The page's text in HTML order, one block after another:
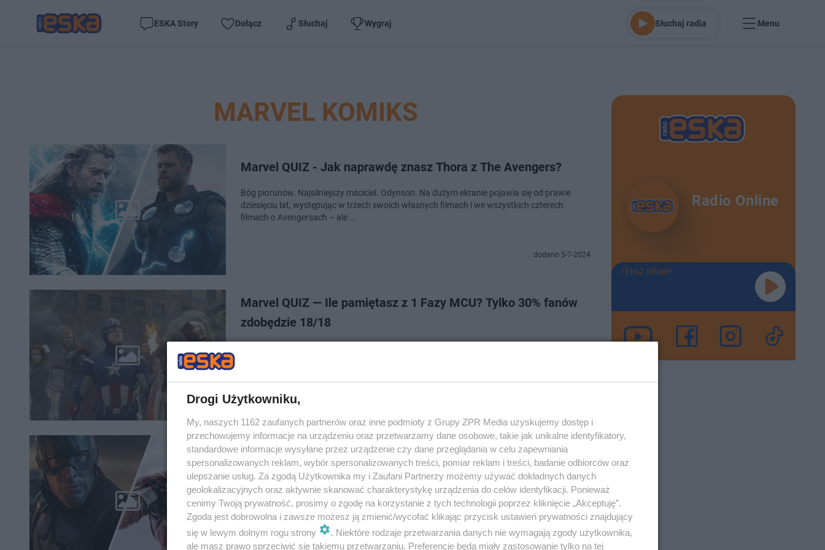
ESKA Story Dołącz Słuchaj Wygraj Słuchaj radia Menu
MARVEL KOMIKS
Marvel QUIZ - Jak naprawdę znasz Thora z The Avengers?
Bóg piorunów. Najsilniejszy mściciel. Odynson. Na dużym ekranie pojawia się od prawie
dziesięciu lat, występując w trzech swoich własnych filmach i we wszystkich czterech
filmach o Avengersach – ale …
dodano 5-7-2024
Marvel QUIZ — Ile pamiętasz z 1 Fazy MCU? Tylko 30% fanów
zdobędzie 18/18
Marvel QUIZ. Ile wiesz o pierwszej szóstce Avengers?
Ten quiz przetestuje nawet największego fana Marvel Cinematic Universe. Zagłębiliśmy się w
niektóre z bardziej nieznanych postaci i faktów ze wszystkich filmów i programów
telewizyjnych Marvel Studio…
dodano 29-6-2024
Radio Online
TERAZ GRAMY
Drogi Użytkowniku,
My, naszych 1162 zaufanych partnerów oraz inne podmioty z Grupy ZPR Media uzyskujemy dostęp i
przechowujemy informacje na urządzeniu oraz przetwarzamy dane osobowe, takie jak unikalne identyfikatory,
standardowe informacje wysyłane przez urządzenie czy dane przeglądania w celu zapewniania
spersonalizowanych reklam, wybór spersonalizowanych treści, pomiar reklam i treści, badanie odbiorców oraz
ulepszanie usług. Za zgodą Użytkownika my i Zaufani Partnerzy możemy używać dokładnych danych
geolokalizacyjnych oraz aktywnie skanować charakterystykę urządzenia do celów identyfikacji. Ponieważ
cenimy Twoją prywatność, prosimy o zgodę na korzystanie z tych technologii poprzez kliknięcie „Akceptuję”.
Zgoda jest dobrowolna i zawsze możesz ją zmienić/wycofać klikając przycisk ustawień prywatności znajdujący
się w lewym dolnym rogu strony
. Niektóre rodzaje przetwarzania danych nie wymagają zgody użytkownika,
ale masz prawo sprzeciwić się takiemu przetwarzaniu. Preferencje będą miały zastosowanie tylko na tej